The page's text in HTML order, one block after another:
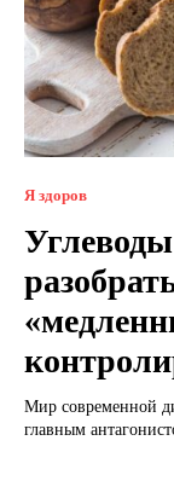
Я здоров
Мир современной
главным